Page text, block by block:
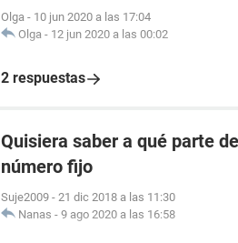
Olga - 10 jun 2020 a las 17:04
Olga - 12 jun 2020 a las 00:02
2 respuestas
Quisiera saber a qué parte
número fijo
Suje2009 - 21 dic 2018 a las 11:30
Nanas - 9 ago 2020 a las 16:58